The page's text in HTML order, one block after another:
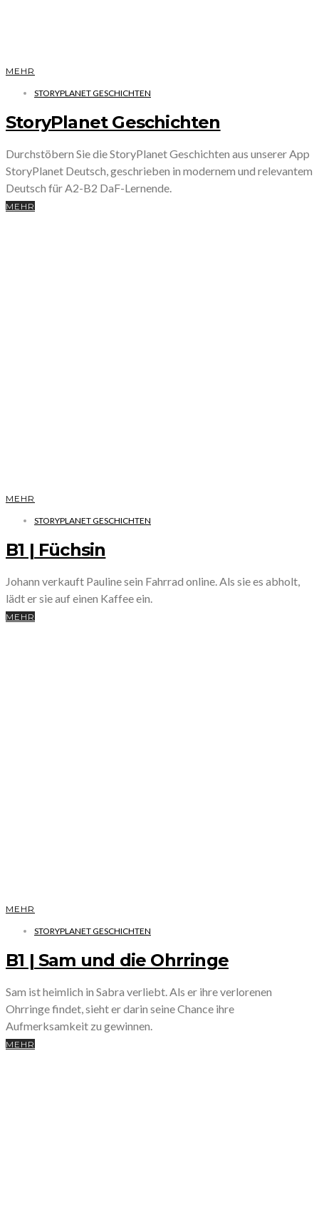
MEHR
STORYPLANET GESCHICHTEN
StoryPlanet Geschichten
Durchstöbern Sie die StoryPlanet Geschichten aus unserer App
StoryPlanet Deutsch, geschrieben in modernem und relevantem
Deutsch für A2-B2 DaF-Lernende.
MEHR
MEHR
STORYPLANET GESCHICHTEN
B1 | Füchsin
Johann verkauft Pauline sein Fahrrad online. Als sie es abholt,
lädt er sie auf einen Kaffee ein.
MEHR
MEHR
STORYPLANET GESCHICHTEN
B1 | Sam und die Ohrringe
Sam ist heimlich in Sabra verliebt. Als er ihre verlorenen
Ohrringe findet, sieht er darin seine Chance ihre
Aufmerksamkeit zu gewinnen.
MEHR